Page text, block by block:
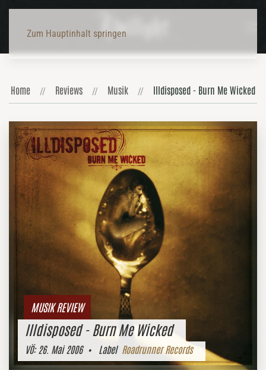
Zum Hauptinhalt springen
Home Reviews Musik Illdisposed - Burn Me Wicked
MUSIK REVIEW
Illdisposed - Burn Me Wicked
VÖ:26. Mai 2006• Label Roadrunner Records